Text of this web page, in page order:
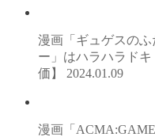
漫画「ギュゲスの
ー」はハラハラド
価】 2024.01.09
漫画「